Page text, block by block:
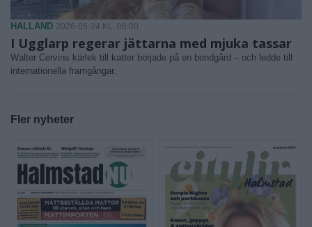
HALLAND 2026-05-24 KL. 06:00
I Ugglarp regerar jättarna med mjuka tassar
Walter Cervins kärlek till katter började på en bondgård – och ledde till
internationella framgångar.
Fler nyheter